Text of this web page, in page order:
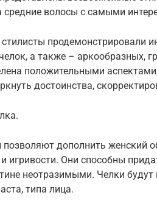
средние волосы с самыми
продемонстрировали
а также – аркообразных,
положительными
достоинства,
дополнить женский
и игривости. Они способны
неотразимыми. Челки будут
типа лица.